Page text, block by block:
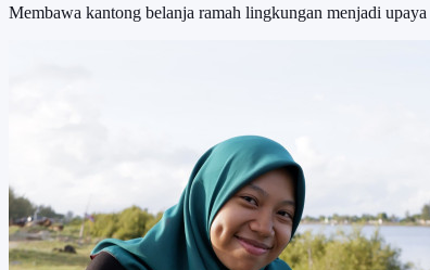
Membawa kantong belanja ramah lingkungan menjadi